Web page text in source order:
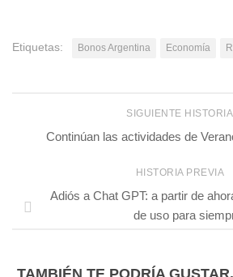
Etiquetas: Bonos Argentina Economía
SIGUIENTE HISTORIA
Continúan las actividades de
HISTORIA PREVIA
Adiós a Chat GPT: a partir de
de uso para